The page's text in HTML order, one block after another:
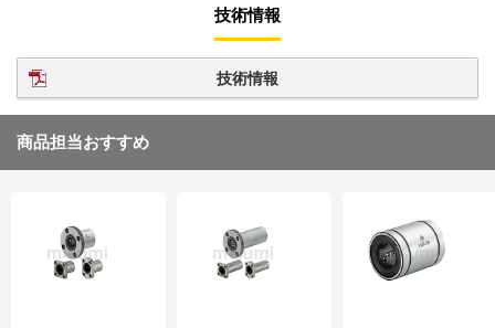
技術情報
技術情報
商品担当おすすめ